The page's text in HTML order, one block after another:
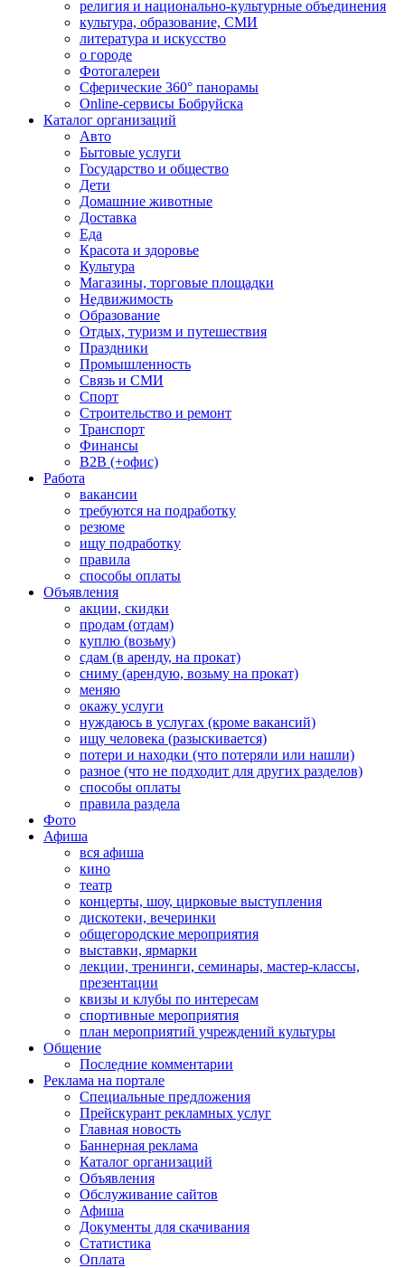
религия и национально-культурные объединения
культура, образование, СМИ
литература и искусство
о городе
Фотогалереи
Сферические 360° панорамы
Online-сервисы Бобруйска
Каталог организаций
Авто
Бытовые услуги
Государство и общество
Дети
Домашние животные
Доставка
Еда
Красота и здоровье
Культура
Магазины, торговые площадки
Недвижимость
Образование
Отдых, туризм и путешествия
Праздники
Промышленность
Связь и СМИ
Спорт
Строительство и ремонт
Транспорт
Финансы
B2B (+офис)
Работа
вакансии
требуются на подработку
резюме
ищу подработку
правила
способы оплаты
Объявления
акции, скидки
продам (отдам)
куплю (возьму)
сдам (в аренду, на прокат)
сниму (арендую, возьму на прокат)
меняю
окажу услуги
нуждаюсь в услугах (кроме вакансий)
ищу человека (разыскивается)
потери и находки (что потеряли или нашли)
разное (что не подходит для других разделов)
способы оплаты
правила раздела
Фото
Афиша
вся афиша
кино
театр
концерты, шоу, цирковые выступления
дискотеки, вечеринки
общегородские мероприятия
выставки, ярмарки
лекции, тренинги, семинары, мастер-классы,
презентации
квизы и клубы по интересам
спортивные мероприятия
план мероприятий учреждений культуры
Общение
Последние комментарии
Реклама на портале
Специальные предложения
Прейскурант рекламных услуг
Главная новость
Баннерная реклама
Каталог организаций
Объявления
Обслуживание сайтов
Афиша
Документы для скачивания
Статистика
Оплата